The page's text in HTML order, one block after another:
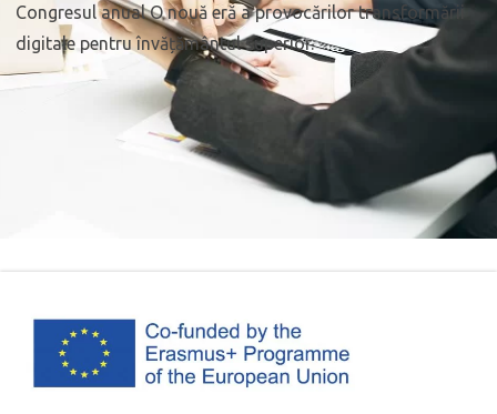
Congresul anual O nouă eră a provocărilor transformării
digitale pentru învățământul superior.